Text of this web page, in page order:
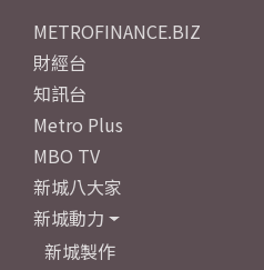
METROFINANCE.BIZ
財經台
知訊台
Metro Plus
MBO TV
新城八大家
新城動力
新城製作